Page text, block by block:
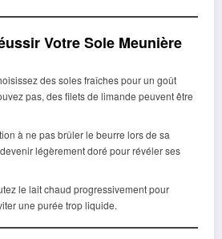
Votre Sole Meunière
des soles fraîches pour un goût
pas, des filets de limande peuvent être
à ne pas brûler le beurre lors de sa
légèrement doré pour révéler ses
le lait chaud progressivement pour
une purée trop liquide.